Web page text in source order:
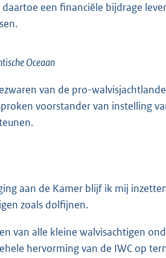
een financiële bijdrage
Oceaan
van de pro-
voorstander van instelling
aan de Kamer blijf ik mij
zoals dolfijnen.
van alle kleine walvisachtigen
hervorming van de IWC op